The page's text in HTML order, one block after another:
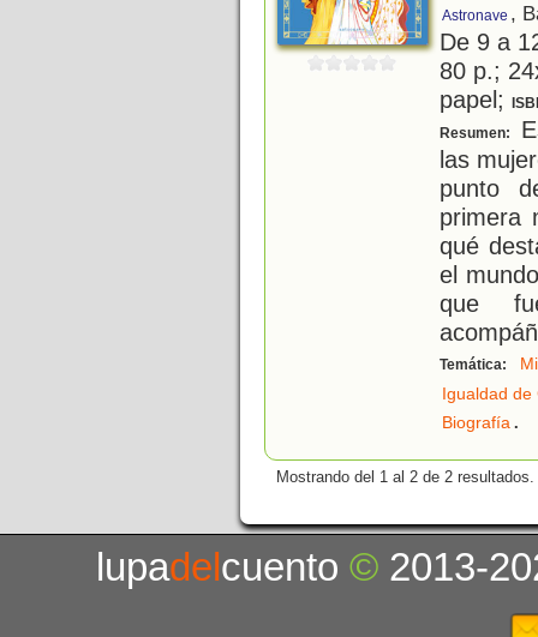
Astronave ,
De 9 a
80 p.;
papel;
Resumen:
las
punto
primera
qué
el
que
Temática:
Igualdad de
Biografía.
Mostrando del 1 al 2 de 2 resultados.
lupadelcuento© 2013-